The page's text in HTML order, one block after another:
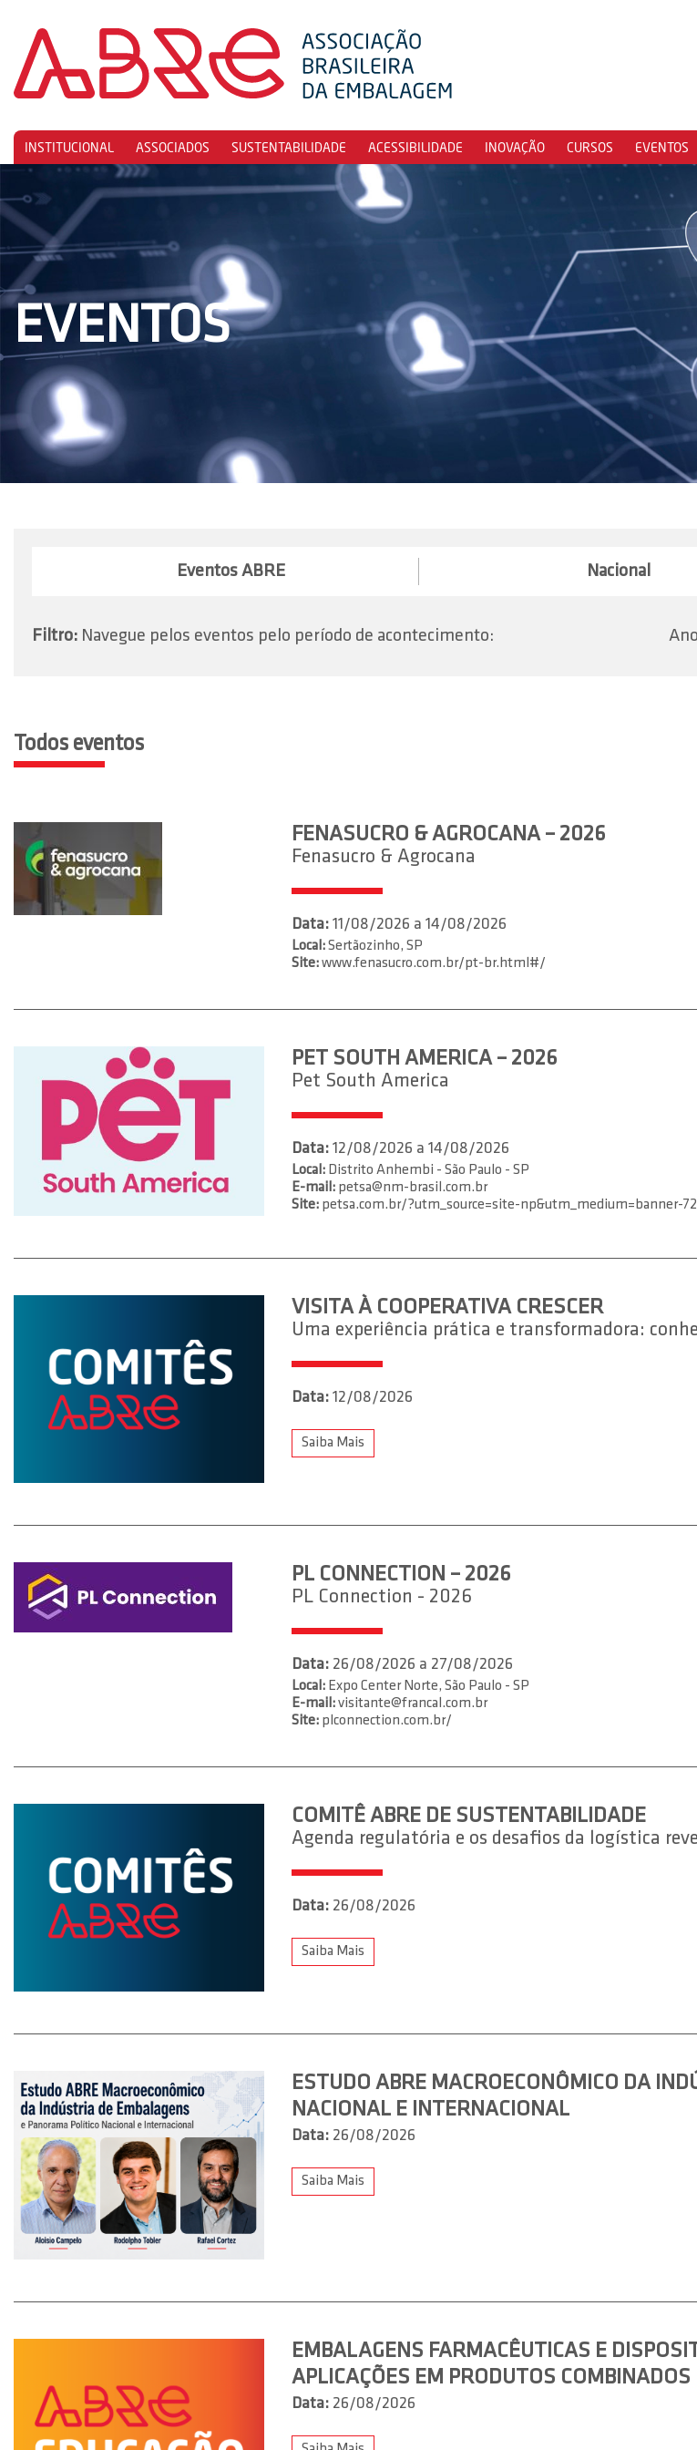
INSTITUCIONAL ASSOCIADOS SUSTENTABILIDADE ACESSIBILIDADE INOVAÇÃO CURSOS EVENTOS
EVENTOS
Eventos ABRE Nacional
Filtro: Navegue pelos eventos pelo período de acontecimento: Ano
Todos eventos
FENASUCRO & AGROCANA – 2026
Fenasucro & Agrocana
Data: 11/08/2026 a 14/08/2026
Local:Sertãozinho, SP
Site:www.fenasucro.com.br/pt-br.html#/
PET SOUTH AMERICA – 2026
Pet South America
Data: 12/08/2026 a 14/08/2026
Local: Distrito Anhembi - São Paulo - SP
E-mail: petsa@nm-brasil.com.br
Site: petsa.com.br/?utm_source=site-np&utm_medium=banner-
VISITA À COOPERATIVA CRESCER
Uma experiência prática e transformadora:
Data: 12/08/2026
Saiba Mais
PL CONNECTION – 2026
PL Connection - 2026
Data: 26/08/2026 a 27/08/2026
Local: Expo Center Norte, São Paulo - SP
E-mail:visitante@francal.com.br
Site: plconnection.com.br/
COMITÊ ABRE DE SUSTENTABILIDADE
Agenda regulatória e os desafios da logística
Data: 26/08/2026
Saiba Mais
ESTUDO ABRE MACROECONÔMICO DA
NACIONAL E INTERNACIONAL
Data: 26/08/2026
Saiba Mais
EMBALAGENS FARMACÊUTICAS E
APLICAÇÕES EM PRODUTOS COMBINADOS
Data: 26/08/2026